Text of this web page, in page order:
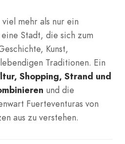
mehr als nur ein
Stadt, die sich zum
Kunst,
Traditionen. Ein
Shopping, Strand und
und die
Fuerteventuras von
aus zu verstehen.